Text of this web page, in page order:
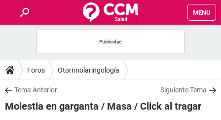
MENU
FOROS
SALUD
Foros Otorrinolaringología
Tema Anterior Siguiente Tema
Molestia en garganta / Masa / Click al tragar